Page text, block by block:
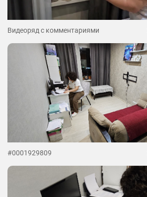
Видеоряд с комментариями
#0001929809